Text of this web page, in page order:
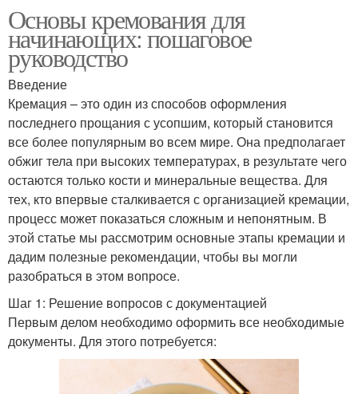
Основы кремования для
начинающих: пошаговое
руководство
Введение
Кремация – это один из способов оформления
последнего прощания с усопшим, который становится
все более популярным во всем мире. Она предполагает
обжиг тела при высоких температурах, в результате чего
остаются только кости и минеральные вещества. Для
тех, кто впервые сталкивается с организацией кремации,
процесс может показаться сложным и непонятным. В
этой статье мы рассмотрим основные этапы кремации и
дадим полезные рекомендации, чтобы вы могли
разобраться в этом вопросе.
Шаг 1: Решение вопросов с документацией
Первым делом необходимо оформить все необходимые
документы. Для этого потребуется: